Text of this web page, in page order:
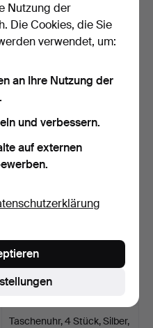
Ein Satz von 10
65 USD
Taschenuhr, 4 Stück, Silber,
Nutzung der
Die Cookies, die Sie
verwendet, um:
an Ihre Nutzung der
und verbessern.
auf externen